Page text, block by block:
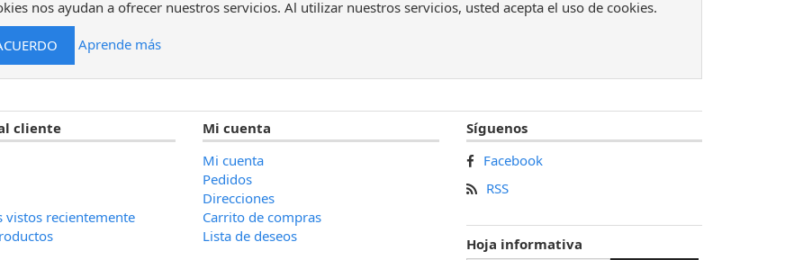
nos ayudan a ofrecer nuestros servicios. Al utilizar nuestros servicios, usted acepta el uso de cookies.
Aprende más
cliente
vistos recientemente
Mi cuenta
Mi cuenta
Pedidos
Direcciones
Carrito de compras
Lista de deseos
Síguenos
Facebook
RSS
Hoja informativa